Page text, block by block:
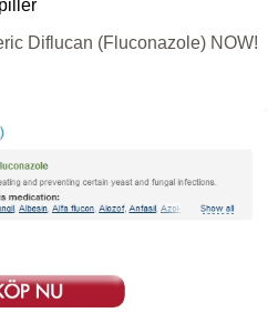
Diflucan (Fluconazole) NOW!